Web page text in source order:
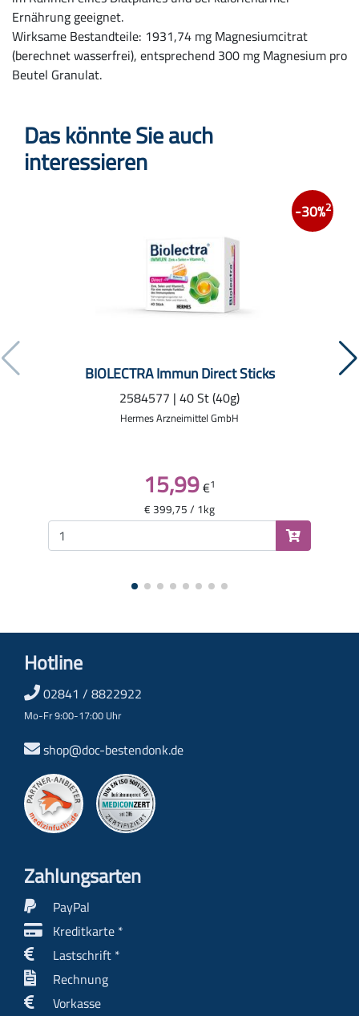
Ernährung geeignet.
Wirksame Bestandteile: 1931,74 mg Magnesiumcitrat
(berechnet wasserfrei), entsprechend 300 mg Magnesium pro
Beutel Granulat.
Das könnte Sie auch
interessieren
-30%2
BIOLECTRA Immun Direct Sticks
2584577 | 40 St (40g)
Hermes Arzneimittel GmbH
15,99€1
€ 399,75 / 1kg
Hotline
02841 / 8822922
Mo-Fr 9:00-17:00 Uhr
shop@doc-bestendonk.de
Zahlungs­arten
PayPal
Kreditkarte *
Lastschrift *
Rechnung
Vorkasse